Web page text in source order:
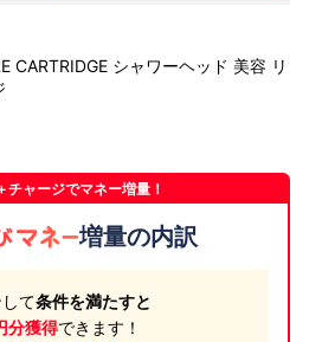
CARTRIDGE シャワーヘッド 美容 リ
チャージでマネー増量！
増量の内訳
て条件を満たすと
分獲得できます！